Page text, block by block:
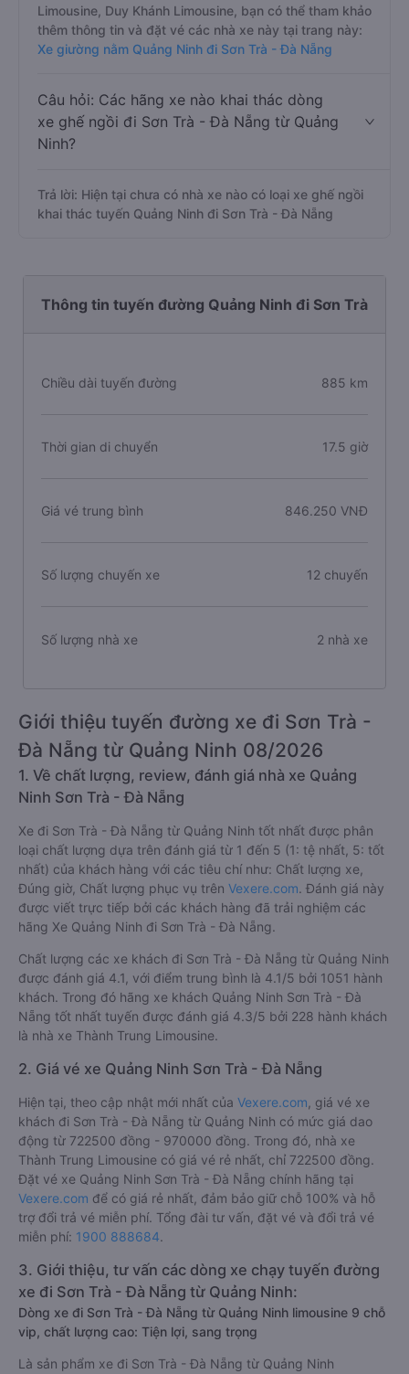
Limousine, Duy Khánh Limousine, bạn có thể tham khảo
thêm thông tin và đặt vé các nhà xe này tại trang này:
Xe giường nằm Quảng Ninh đi Sơn Trà - Đà Nẵng
Câu hỏi: Các hãng xe nào khai thác dòng
xe ghế ngồi đi Sơn Trà - Đà Nẵng từ Quảng
Ninh?
Trả lời: Hiện tại chưa có nhà xe nào có loại xe ghế ngồi
khai thác tuyến Quảng Ninh đi Sơn Trà - Đà Nẵng
Thông tin tuyến đường Quảng Ninh đi Sơn Trà
Chiều dài tuyến đường 885 km
Thời gian di chuyển 17.5 giờ
Giá vé trung bình 846.250 VNĐ
Số lượng chuyến xe 12 chuyến
Số lượng nhà xe 2 nhà xe
Giới thiệu tuyến đường xe đi Sơn Trà -
Đà Nẵng từ Quảng Ninh 08/2026
1. Về chất lượng, review, đánh giá nhà xe Quảng
Ninh Sơn Trà - Đà Nẵng
Xe đi Sơn Trà - Đà Nẵng từ Quảng Ninh tốt nhất được phân
loại chất lượng dựa trên đánh giá từ 1 đến 5 (1: tệ nhất, 5: tốt
nhất) của khách hàng với các tiêu chí như: Chất lượng xe,
Đúng giờ, Chất lượng phục vụ trên Vexere.com. Đánh giá này
được viết trực tiếp bởi các khách hàng đã trải nghiệm các
hãng Xe Quảng Ninh đi Sơn Trà - Đà Nẵng.
Chất lượng các xe khách đi Sơn Trà - Đà Nẵng từ Quảng Ninh
được đánh giá 4.1, với điểm trung bình là 4.1/5 bởi 1051 hành
khách. Trong đó hãng xe khách Quảng Ninh Sơn Trà - Đà
Nẵng tốt nhất tuyến được đánh giá 4.3/5 bởi 228 hành khách
là nhà xe Thành Trung Limousine.
2. Giá vé xe Quảng Ninh Sơn Trà - Đà Nẵng
Hiện tại, theo cập nhật mới nhất của Vexere.com , giá vé xe
khách đi Sơn Trà - Đà Nẵng từ Quảng Ninh có mức giá dao
động từ 722500 đồng - 970000 đồng. Trong đó, nhà xe
Thành Trung Limousine có giá vé rẻ nhất, chỉ 722500 đồng.
Đặt vé xe Quảng Ninh Sơn Trà - Đà Nẵng chính hãng tại
Vexere.com để có giá rẻ nhất, đảm bảo giữ chỗ 100% và hỗ
trợ đổi trả vé miễn phí. Tổng đài tư vấn, đặt vé và đổi trả vé
miễn phí: 1900 888684.
3. Giới thiệu, tư vấn các dòng xe chạy tuyến đường
xe đi Sơn Trà - Đà Nẵng từ Quảng Ninh:
Dòng xe đi Sơn Trà - Đà Nẵng từ Quảng Ninh limousine 9 chỗ
vip, chất lượng cao: Tiện lợi, sang trọng
Là sản phẩm xe đi Sơn Trà - Đà Nẵng từ Quảng Ninh